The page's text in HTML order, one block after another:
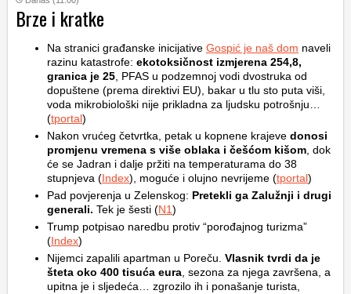
Brze i kratke
Na stranici građanske inicijative Gospić je naš dom naveli
razinu katastrofe: ekotoksičnost izmjerena 254,8,
granica je 25 , PFAS u podzemnoj vodi dvostruka od
dopuštene (prema direktivi EU), bakar u tlu sto puta viši,
voda mikrobiološki nije prikladna za ljudsku potrošnju…
(tportal)
Nakon vrućeg četvrtka, petak u kopnene krajeve donosi
promjenu vremena s više oblaka i češćom kišom , dok
će se Jadran i dalje pržiti na temperaturama do 38
stupnjeva (Index), moguće i olujno nevrijeme (tportal)
Pad povjerenja u Zelenskog: Pretekli ga Zalužnji i drugi
generali. Tek je šesti (N1)
Trump potpisao naredbu protiv “porođajnog turizma”
(Index)
Nijemci zapalili apartman u Poreču. Vlasnik tvrdi da je
šteta oko 400 tisuća eura , sezona za njega završena, a
upitna je i sljedeća… zgrozilo ih i ponašanje turista,